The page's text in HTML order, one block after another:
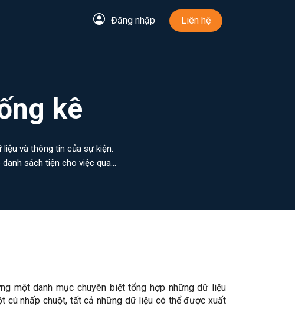
Đăng nhập Liên hệ
kê
và thông tin của sự kiện.
sách tiện cho việc quan
một danh mục chuyên biệt tổng hợp những dữ liệu
cú nhấp chuột, tất cả những dữ liệu có thể được xuất